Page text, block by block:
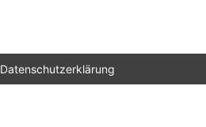
Datenschutzerklärung